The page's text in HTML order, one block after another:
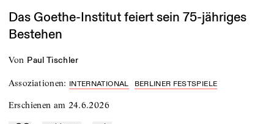
Das Goethe-Institut feiert sein 75-jähriges
Bestehen
von Paul Tischler
Assoziationen: INTERNATIONAL BERLINER FESTSPIELE
Erschienen am 24.6.2026